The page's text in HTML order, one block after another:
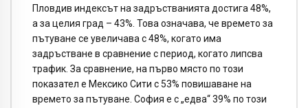
Пловдив индексът на задръстванията достига 48%,
а за целия град – 43%. Това означава, че времето за
пътуване се увеличава с 48%, когато има
задръстване в сравнение с период, когато липсва
трафик. За сравнение, на първо място по този
показател е Мексико Сити с 53% повишаване на
времето за пътуване. София е с „едва“ 39% по този